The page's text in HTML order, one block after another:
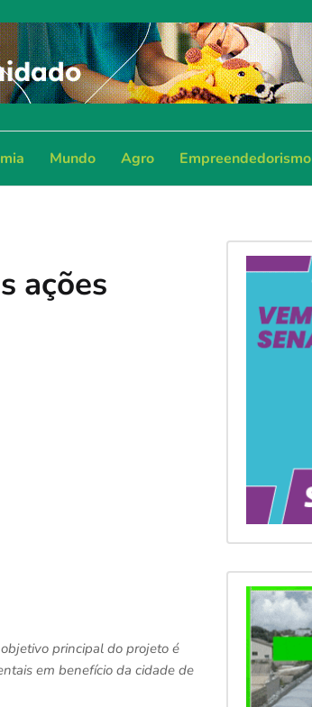
Mundo Agro Empreendedorismo
ações
principal do projeto é
em benefício da cidade de